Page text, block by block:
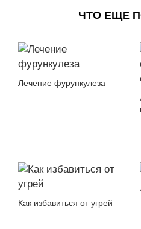
ЧТО ЕЩЕ
Лечение фурункулеза
Как избавиться от угрей